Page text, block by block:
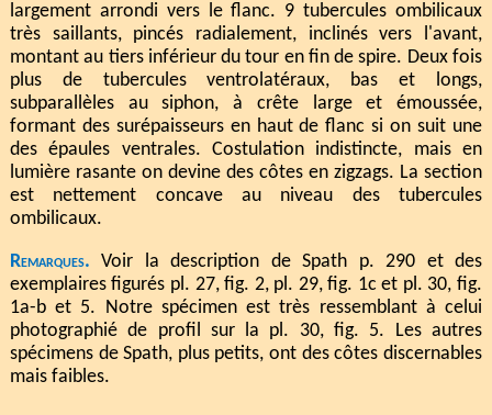
largement arrondi vers le flanc. 9 tubercules ombilicaux
très saillants, pincés radialement, inclinés vers l'avant,
montant au tiers inférieur du tour en fin de spire. Deux fois
plus de tubercules ventrolatéraux, bas et longs,
subparallèles au siphon, à crête large et émoussée,
formant des surépaisseurs en haut de flanc si on suit une
des épaules ventrales. Costulation indistincte, mais en
lumière rasante on devine des côtes en zigzags. La section
est nettement concave au niveau des tubercules
ombilicaux.
Remarques. Voir la description de Spath p. 290 et des
exemplaires figurés pl. 27, fig. 2, pl. 29, fig. 1c et pl. 30, fig.
1a-b et 5. Notre spécimen est très ressemblant à celui
photographié de profil sur la pl. 30, fig. 5. Les autres
spécimens de Spath, plus petits, ont des côtes discernables
mais faibles.